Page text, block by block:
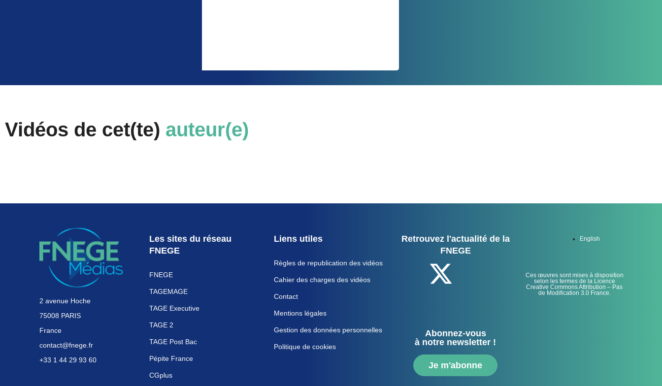
Vidéos de cet(te) auteur(e)
2 avenue Hoche
75008 PARIS
France
contact@fnege.fr
+33 1 44 29 93 60
Les sites du réseau
FNEGE
FNEGE
TAGEMAGE
TAGE Executive
TAGE 2
TAGE Post Bac
Pépite France
CGplus
Liens utiles
Règles de republication des vidéos
Cahier des charges des vidéos
Contact
Mentions légales
Gestion des données personnelles
Politique de cookies
Retrouvez l'actualité de la
FNEGE
Abonnez-vous
à notre newsletter !
Je m'abonne
English
Ces œuvres sont mises à disposition
selon les termes de la Licence
Creative Commons Attribution – Pas
de Modification 3.0 France.